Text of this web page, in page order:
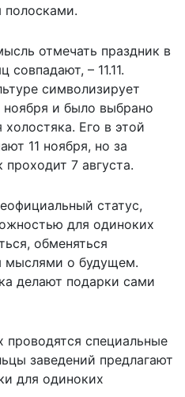
полосками.
отмечать праздник в
совпадают, – 11.11.
символизирует
ноября и было выбрано
Его в этой
11 ноября, но за
7 августа.
статус,
для одиноких
обменяться
мыслями о будущем.
делают подарки сами
проводятся специальные
заведений предлагают
для одиноких